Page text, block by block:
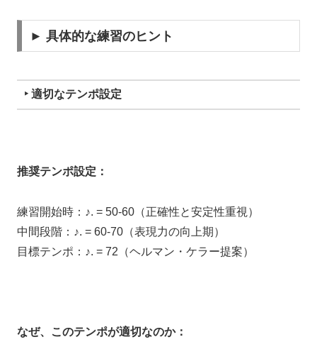
► 具体的な練習のヒント
‣ 適切なテンポ設定
推奨テンポ設定：
練習開始時：♪. = 50-60（正確性と安定性重視）
中間段階：♪. = 60-70（表現力の向上期）
目標テンポ：♪. = 72（ヘルマン・ケラー提案）
なぜ、このテンポが適切なのか：